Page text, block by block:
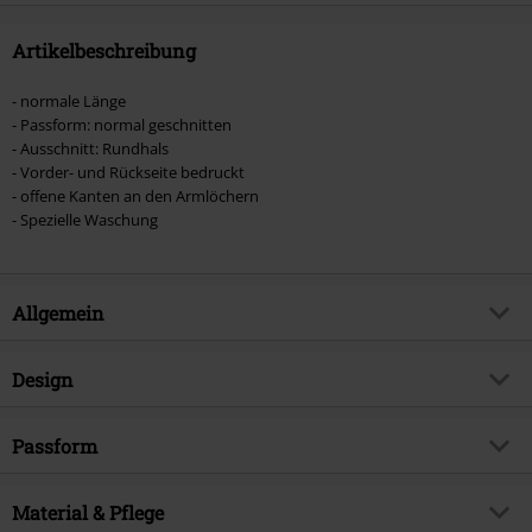
Artikelbeschreibung
- normale Länge
- Passform: normal geschnitten
- Ausschnitt: Rundhals
- Vorder- und Rückseite bedruckt
- offene Kanten an den Armlöchern
- Spezielle Waschung
Allgemein
Artikelnummer:
Musikgenre
Produktthema
Design
Produkt-Typ
Waschung
Passform
Passform/Oberteile
Material & Pflege